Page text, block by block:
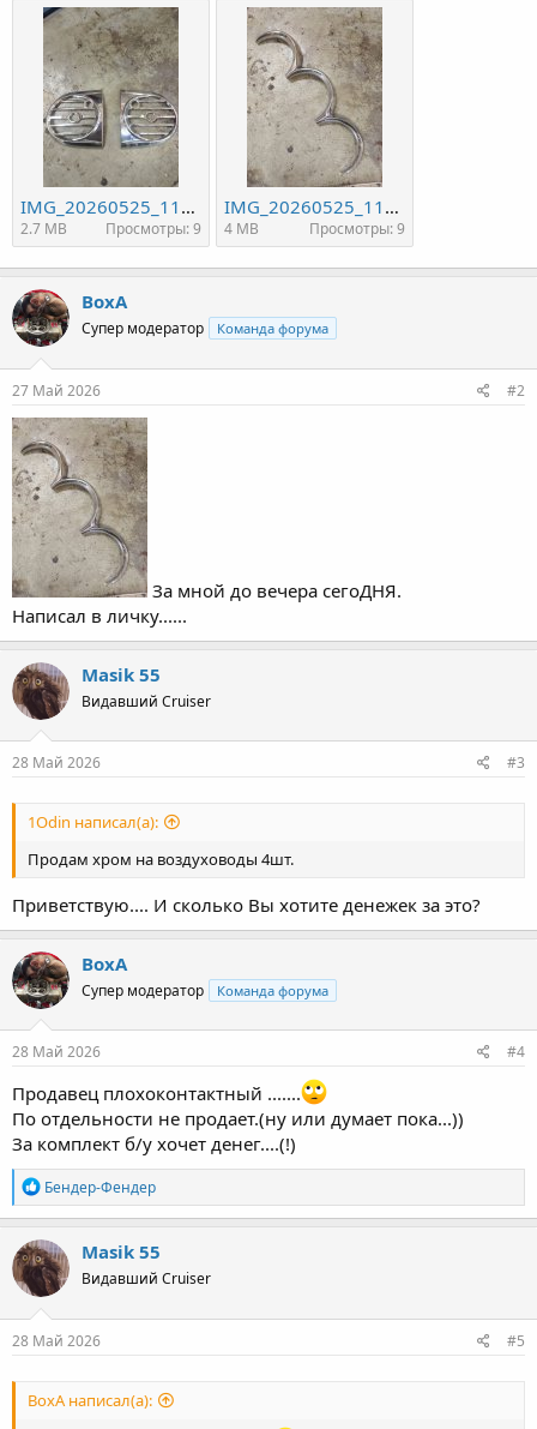
IMG_20260525_112610.jpg
2.7 MB Просмотры: 9
IMG_20260525_112505.jpg
4 MB Просмотры: 9
ВохА
Супер модератор Команда форума
27 Май 2026 #2
За мной до вечера сегоДНЯ.
Написал в личку......
Masik 55
Видавший Cruiser
28 Май 2026 #3
1Odin написал(а):
Продам хром на воздуховоды 4шт.
Приветствую.... И сколько Вы хотите денежек за это?
ВохА
Супер модератор Команда форума
28 Май 2026 #4
Продавец плохоконтактный .......
По отдельности не продает.(ну или думает пока...))
За комплект б/у хочет денег....(!)
Р
е
а
к
ц
и
и
:
Бендер-Фендер
Masik 55
Видавший Cruiser
28 Май 2026 #5
ВохА написал(а):